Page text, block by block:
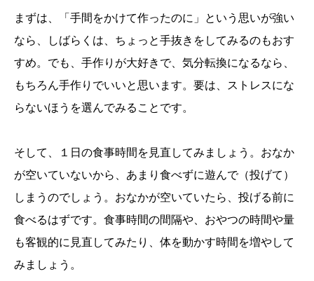
まずは、「手間をかけて作ったのに」という思いが強い
なら、しばらくは、ちょっと手抜きをしてみるのもおす
すめ。でも、手作りが大好きで、気分転換になるなら、
もちろん手作りでいいと思います。要は、ストレスにな
らないほうを選んでみることです。
そして、１日の食事時間を見直してみましょう。おなか
が空いていないから、あまり食べずに遊んで（投げて）
しまうのでしょう。おなかが空いていたら、投げる前に
食べるはずです。食事時間の間隔や、おやつの時間や量
も客観的に見直してみたり、体を動かす時間を増やして
みましょう。